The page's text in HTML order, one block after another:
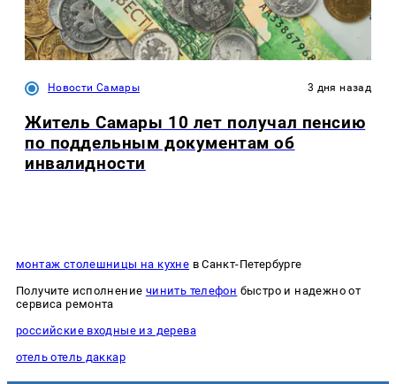
Новости Самары 3 дня назад
Житель Самары 10 лет получал пенсию
по поддельным документам об
инвалидности
монтаж столешницы на кухне в Санкт-Петербурге
Получите исполнение чинить телефон быстро и надежно от
сервиса ремонта
российские входные из дерева
отель отель даккар